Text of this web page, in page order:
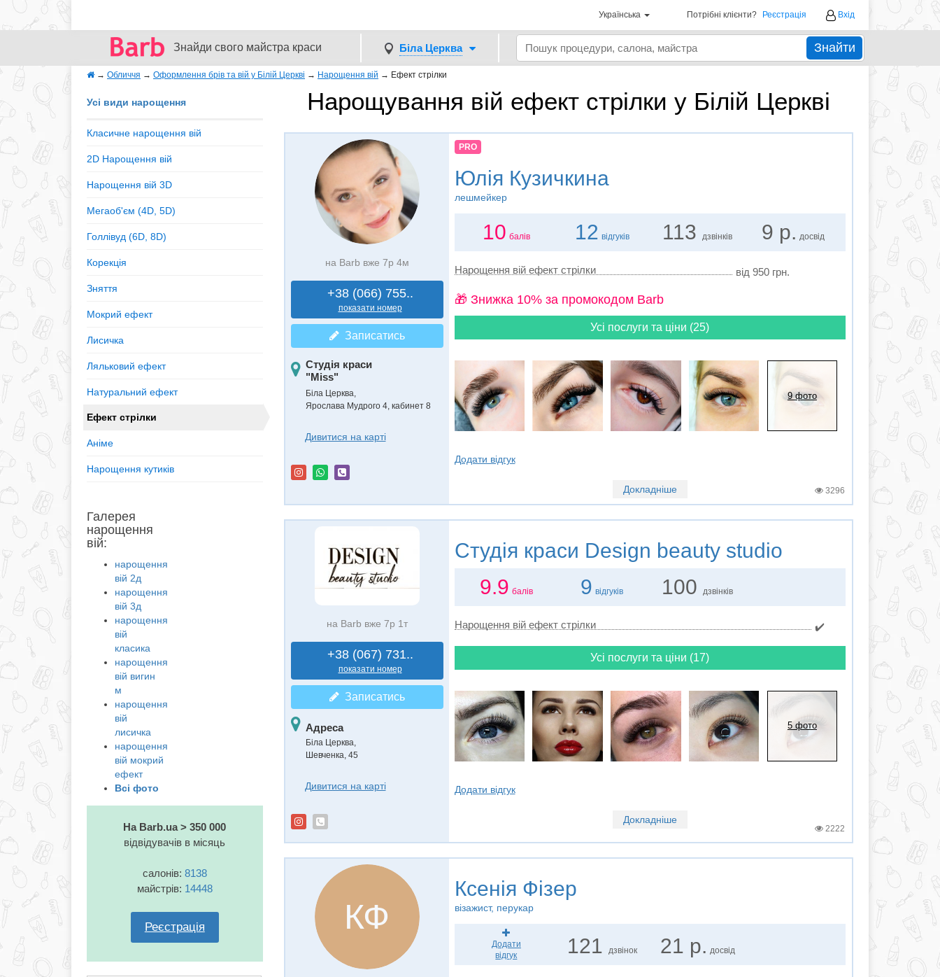
Українська Потрібні клієнти? Реєстрація Вхід
Знайди свого майстра краси Біла Церква Знайти
→ Обличчя → Оформлення брів та вій у Білій Церкві → Нарощення вій → Ефект стрілки
Нарощування вій ефект стрілки у Білій Церкві
Усі види нарощення
Класичне нарощення вій
2D Нарощення вій
Нарощення вій 3D
Мегаоб'єм (4D, 5D)
Голлівуд (6D, 8D)
Корекція
Зняття
Мокрий ефект
Лисичка
Ляльковий ефект
Натуральний ефект
Ефект стрілки
Аніме
Нарощення кутиків
Галерея
нарощення
вій:
нарощення
вій 2д
нарощення
вій 3д
нарощення
вій
класика
нарощення
вій вигин
м
нарощення
вій
лисичка
нарощення
вій мокрий
ефект
Всі фото
На Barb.ua > 350 000
відвідувачів в місяць
салонів: 8138
майстрів: 14448
Реєстрація
на Barb вже 7р 4м
+38 (066) 755..
показати номер
Записатись
Студія краси
"Miss"
Біла Церква,
Ярослава Мудрого 4, кабинет 8
Дивитися на карті
PRO
Юлія Кузичкина
лешмейкер
10 балів 12 відгуків 113 дзвінків 9 р. досвід
Нарощення вій ефект стрілки від 950 грн.
🎁 Знижка 10% за промокодом Barb
Усі послуги та ціни (25)
9 фото
Додати відгук
Докладніше 3296
на Barb вже 7р 1т
+38 (067) 731..
показати номер
Записатись
Адреса
Біла Церква
Шевченка, 45
Дивитися на карті
Студія краси Design beauty studio
9.9 балів 9 відгуків 100 дзвінків
Нарощення вій ефект стрілки ✔️
Усі послуги та ціни (17)
5 фото
Додати відгук
Докладніше
2222
КФ
Ксенія Фізер
візажист, перукар
Додати
відгук
121 дзвінок 21 р. досвід